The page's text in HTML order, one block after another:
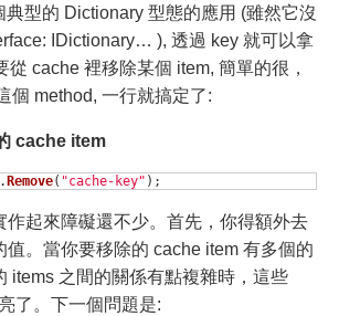
型的 Dictionary 型態的應用 (雖然它沒
IDictionary… ), 透過 key 就可以拿
從 cache 裡移除某個 item, 簡單的很，
個 method, 一行就搞定了:
cache item
. Remove( "cache-key" );
作起來障礙還不少。首先，你得額外去
值。當你要移除的 cache item 有多個的
items 之間的關係有點複雜時，這些
了。下一個問題是: